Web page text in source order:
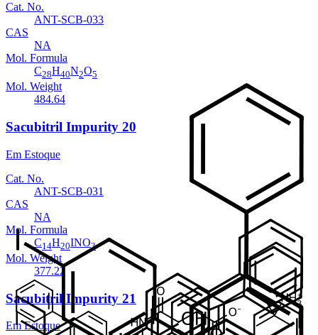
Cat. No.
ANT-SCB-033
CAS
NA
Mol. Formula
C28H40N2O5
Mol. Weight
484.64
Sacubitril Impurity 20
Em Estoque
Cat. No.
ANT-SCB-031
CAS
NA
Mol. Formula
C14H20INO3
Mol. Weight
377.22
Sacubitril Impurity 21
Em Estoque